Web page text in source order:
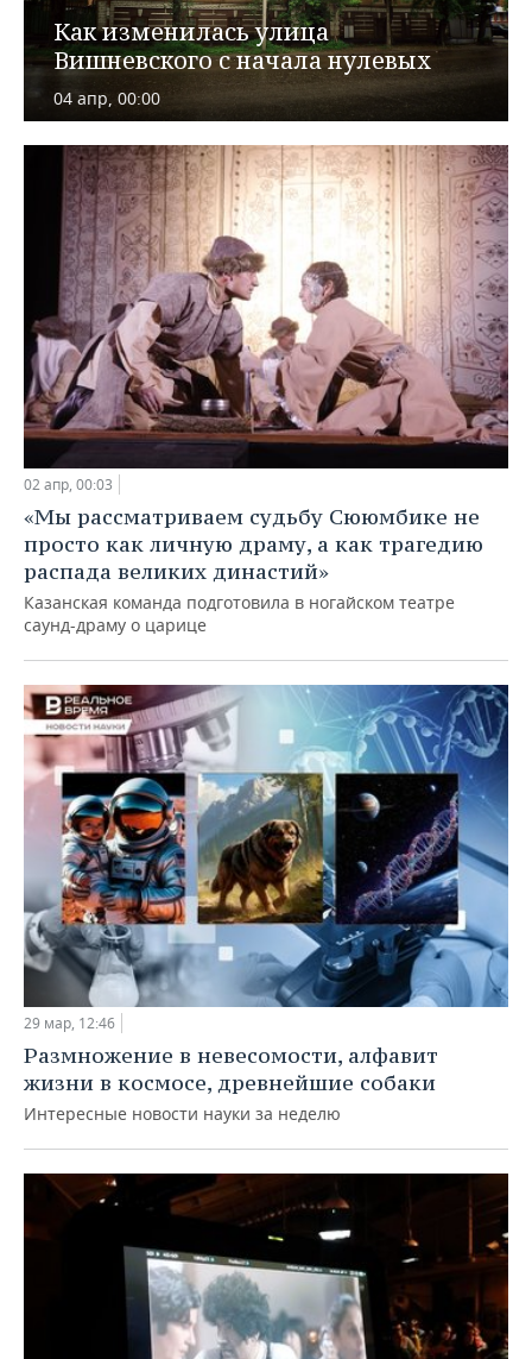
ХОККЕЙ С МЯЧОМ
ПРОИСШЕСТВИЯ
Как изменилась улица
Вишневского с начала нулевых
04 апр, 00:00
02 апр, 00:03
«Мы рассматриваем судьбу Сююмбике не
просто как личную драму, а как трагедию
распада великих династий»
Казанская команда подготовила в ногайском театре
саунд-драму о царице
29 мар, 12:46
Размножение в невесомости, алфавит
жизни в космосе, древнейшие собаки
Интересные новости науки за неделю